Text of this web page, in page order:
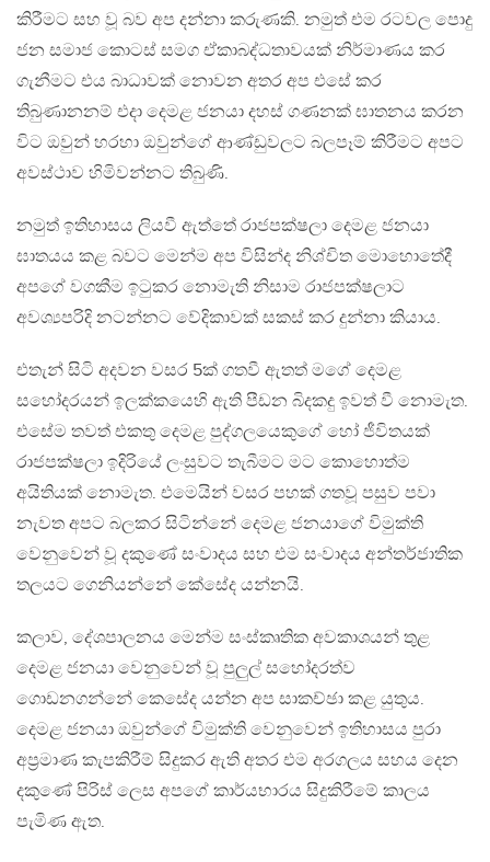
කිරීමට සහ වූ බව අප දන්නා කරුණකි. නමුත් එම රටවල පොදු
ජන සමාජ කොටස් සමග ඒකාබද්ධතාවයක් නිර්මාණය කර
ගැනීමට එය බාධාවක් නොවන අතර අප එසේ කර
තිබුණානනම් එදා දෙමළ ජනයා දහස් ගණනක් ඝාතනය කරන
විට ඔවුන් හරහා ඔවුන්ගේ ආණ්ඩුවලට බලපෑම් කිරීමට අපට
අවස්ථාව හිමිවන්නට තිබුණි.
නමුත් ඉතිහාසය ලියවී ඇත්තේ රාජපක්ෂලා දෙමළ ජනයා
ඝාතයය කළ බවට මෙන්ම අප විසින්ද නිශ්චිත මොහොතේදී
අපගේ වගකීම ඉටුකර නොමැති නිසාම රාජපක්ෂලාට
අවශ්‍යපරිදි නටන්නට වේදිකාවක් සකස් කර දුන්නා කියාය.
එතැන් සිටි අදවන වසර 5ක් ගතවී ඇතත් මගේ දෙමළ
සහෝදරයන් ඉලක්කයෙහි ඇති පීඩන බිදකදු ඉවත් වී නොමැත. ​
එසේම තවත් එකතු දෙමළ පුද්ගලයෙකුගේ හෝ ජීවිතයක්
රාජපක්ෂලා ඉදිරියේ ලංසුවට තැබීමට මට කොහොත්ම
අයිතියක් නොමැත. එමෙයින් වසර පහක් ගතවූ පසුව පවා
නැවත අපට බලකර සිටින්නේ දෙමළ ජනයාගේ විමුක්ති
වෙනුවෙන් වූ දකුණේ සංවාදය සහ එම සංවාදය අන්තර්ජාතික
තලයට ගෙනියන්නේ කේසේද යන්නයි.
කලාව, දේශපාලනය මෙන්ම සංස්කෘතික අවකාශයන් තුළ
දෙමළ ජනයා වෙනුවෙන් වූ පුලුල් සහෝදරත්ව
ගොඩනගන්නේ කෙසේද යන්න අප සාකච්ඡා කළ යුතුය.
දෙමළ ජනයා ඔවුන්ගේ විමුක්ති වෙනුවෙන් ඉතිහාසය පුරා
අප්‍රමාණ කැපකිරීම් සිදුකර ඇති අතර එම අරගලය සහය දෙන
දකුණේ පිරිස් ලෙස අපගේ කාර්යභාරය සිදුකිරීමේ කාලය
පැමිණ ඇත.